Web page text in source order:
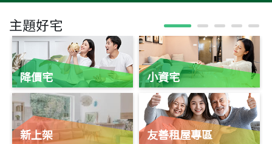
主題好宅
降價宅
新上架
小資宅
友善租屋專區